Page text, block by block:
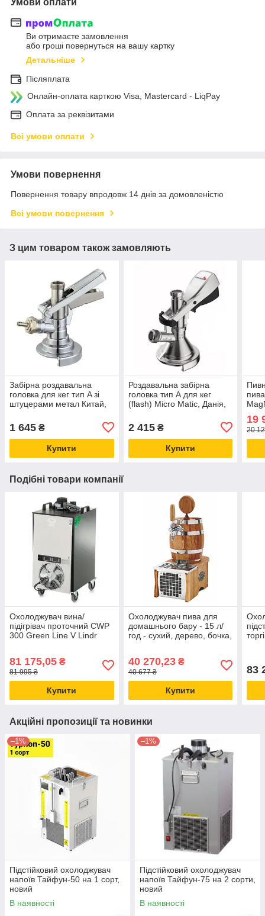
Умови оплати
Ви отримаєте замовлення
або гроші повернуться на вашу картку
Детальніше
Післяплата
Онлайн-оплата карткою Visa, Mastercard - LiqPay
Оплата за реквізитами
Всі умови оплати
Умови повернення
Повернення товару впродовж 14 днів за домовленістю
Всі умови повернення
З цим товаром також замовляють
Забірна роздавальна
головка для кег тип A зі
штуцерами метал Китай,
напоїв
1 645 ₴
Купити
Роздавальна забірна
головка тип А для кег
(flash) Micro Matic, Данія,
розливання пива, напоїв
2 415₴
Купити
19
20
Подібні товари компанії
Охолоджувач вина/
підігрівач проточний CWP
300 Green Line V Lindr
81 175,05 ₴
81 995 ₴
Купити
Охолоджувач пива для
домашнього бару - 15 л/
год - сухий, дерево, бочка,
40 270,23₴
40 677 ₴
Купити
83
Акційні пропозиції та новинки
–1%
Підстійковий охолоджувач
напоїв Тайфун-50 на 1 сорт,
новий
В наявності
–1%
Підстійковий охолоджувач
напоїв Тайфун-75 на 2 сорти,
новий
В наявності